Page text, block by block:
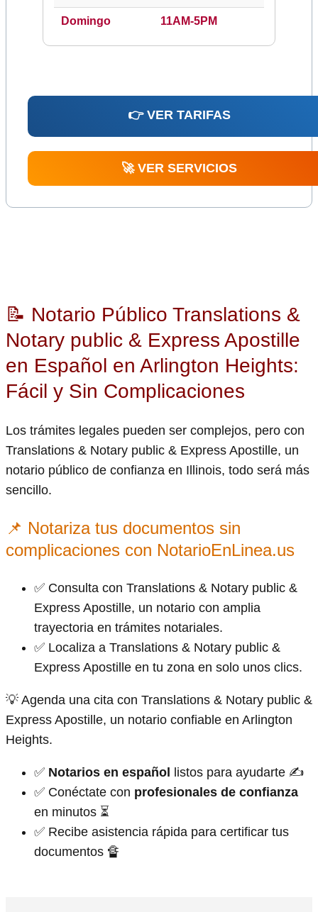
Domingo 11AM-5PM
👉 VER TARIFAS
🚀 VER SERVICIOS
📝 Notario Público Translations &
Notary public & Express Apostille
en Español en Arlington Heights:
Fácil y Sin Complicaciones
Los trámites legales pueden ser complejos, pero con
Translations & Notary public & Express Apostille, un
notario público de confianza en Illinois, todo será más
sencillo.
📌 Notariza tus documentos sin
complicaciones con NotarioEnLinea.us
✅ Consulta con Translations & Notary public &
Express Apostille, un notario con amplia
trayectoria en trámites notariales.
✅ Localiza a Translations & Notary public &
Express Apostille en tu zona en solo unos clics.
💡 Agenda una cita con Translations & Notary public &
Express Apostille, un notario confiable en Arlington
Heights.
✅ Notarios en español
listos para ayudarte ✍
✅ Conéctate con profesionales de confianza
en minutos ⏳
✅ Recibe asistencia rápida para certificar tus
documentos 🔏